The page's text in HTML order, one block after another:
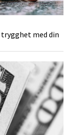
med din